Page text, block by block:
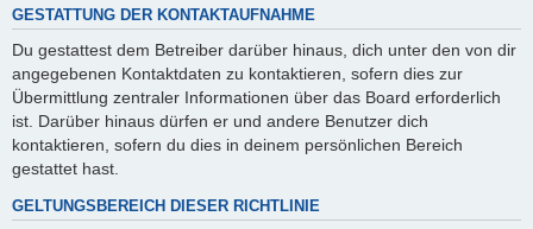
GESTATTUNG DER KONTAKTAUFNAHME
Du gestattest dem Betreiber darüber hinaus, dich unter den von dir
angegebenen Kontaktdaten zu kontaktieren, sofern dies zur
Übermittlung zentraler Informationen über das Board erforderlich
ist. Darüber hinaus dürfen er und andere Benutzer dich
kontaktieren, sofern du dies in deinem persönlichen Bereich
gestattet hast.
GELTUNGSBEREICH DIESER RICHTLINIE